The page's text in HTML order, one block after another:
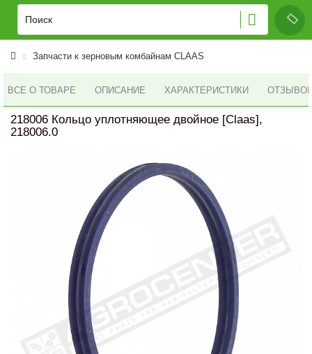
Запчасти к зерновым комбайнам CLAAS
ВСЕ О ТОВАРЕ ОПИСАНИЕ ХАРАКТЕРИСТИКИ ОТЗЫВОВ
218006 Кольцо уплотняющее двойное [Claas],
218006.0